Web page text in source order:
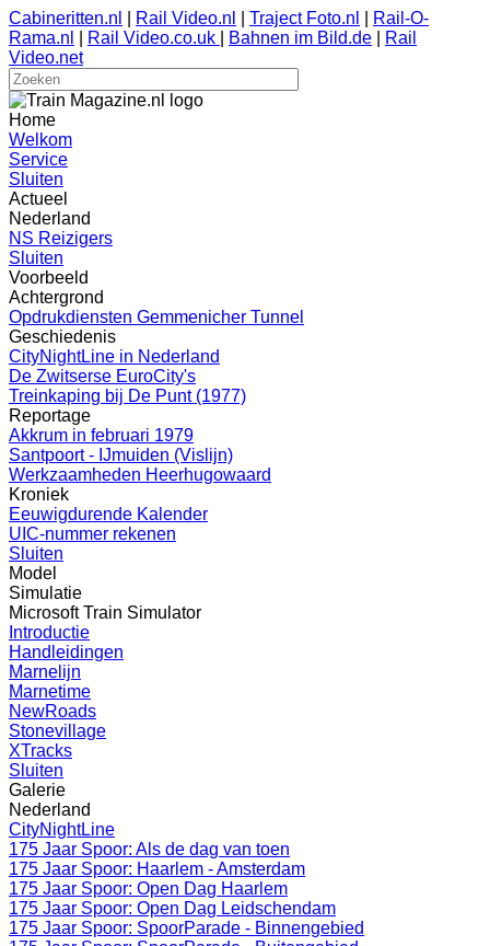
Cabineritten.nl Rail Video.nl Traject Foto.nl
Rail-O-
Rama.nl
Rail Video.co.uk Bahnen im Bild.de
Rail
Video.net
Home
Welkom
Service
Sluiten
Actueel
Nederland
NS Reizigers
Sluiten
Voorbeeld
Achtergrond
Opdrukdiensten Gemmenicher Tunnel
Geschiedenis
CityNightLine in Nederland
De Zwitserse EuroCity's
Treinkaping bij De Punt (1977)
Reportage
Akkrum in februari 1979
Santpoort - IJmuiden (Vislijn)
Werkzaamheden Heerhugowaard
Kroniek
Eeuwigdurende Kalender
UIC-nummer rekenen
Sluiten
Model
Simulatie
Microsoft Train Simulator
Introductie
Handleidingen
Marnelijn
Marnetime
NewRoads
Stonevillage
XTracks
Sluiten
Galerie
Nederland
CityNightLine
175 Jaar Spoor: Als de dag van toen
175 Jaar Spoor: Haarlem - Amsterdam
175 Jaar Spoor: Open Dag Haarlem
175 Jaar Spoor: Open Dag Leidschendam
175 Jaar Spoor: SpoorParade - Binnengebied